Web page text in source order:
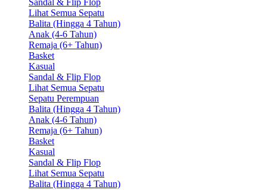
Lihat Semua Sepatu
Balita (Hingga 4 Tahun)
Anak (4-6 Tahun)
Remaja (6+ Tahun)
Basket
Kasual
Sandal & Flip Flop
Lihat Semua Sepatu
Sepatu Perempuan
Balita (Hingga 4 Tahun)
Anak (4-6 Tahun)
Remaja (6+ Tahun)
Basket
Kasual
Sandal & Flip Flop
Lihat Semua Sepatu
Balita (Hingga 4 Tahun)